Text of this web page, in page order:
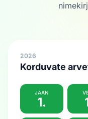
2026
Korduvate
JAAN
1.